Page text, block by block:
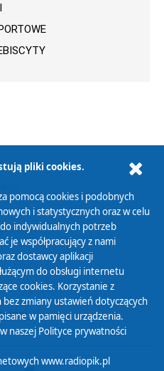
pliki cookies.
pomocą cookies i podobnych
i statystycznych oraz w celu
indywidualnych potrzeb
je współpracujący z nami
dostawcy aplikacji
do obsługi internetu
cookies. Korzystanie z
zmiany ustawień dotyczących
w pamięci urządzenia.
naszej Polityce prywatności
www.radiopik.pl